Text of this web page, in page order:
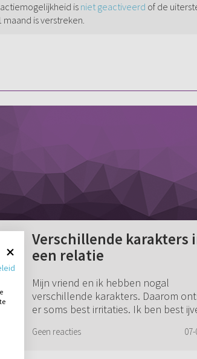
isniet geactiveerd of de
is verstreken.
Verschillende karakters
een relatie
Mijn vriend en ik hebben nogal
verschillende karakters. Daarom
er soms best irritaties. Ik ben best
bang dat het later als we getrouwd
Geen reacties